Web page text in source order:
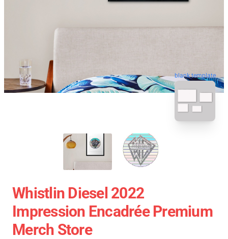
blank template
Whistlin Diesel 2022
Impression Encadrée Premium
Merch Store